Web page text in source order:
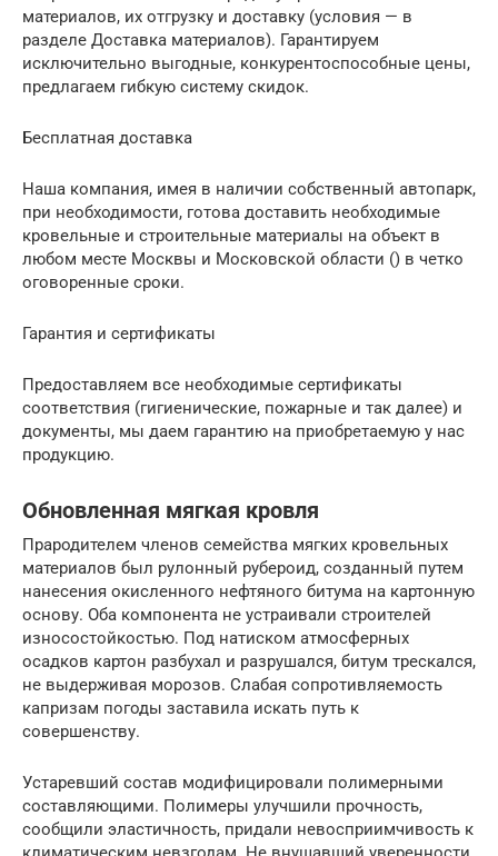
материалов, их отгрузку и доставку (условия — в
разделе Доставка материалов). Гарантируем
исключительно выгодные, конкурентоспособные цены,
предлагаем гибкую систему скидок.
Бесплатная доставка
Наша компания, имея в наличии собственный автопарк,
при необходимости, готова доставить необходимые
кровельные и строительные материалы на объект в
любом месте Москвы и Московской области () в четко
оговоренные сроки.
Гарантия и сертификаты
Предоставляем все необходимые сертификаты
соответствия (гигиенические, пожарные и так далее) и
документы, мы даем гарантию на приобретаемую у нас
продукцию.
Обновленная мягкая кровля
Прародителем членов семейства мягких кровельных
материалов был рулонный рубероид, созданный путем
нанесения окисленного нефтяного битума на картонную
основу. Оба компонента не устраивали строителей
износостойкостью. Под натиском атмосферных
осадков картон разбухал и разрушался, битум трескался,
не выдерживая морозов. Слабая сопротивляемость
капризам погоды заставила искать путь к
совершенству.
Устаревший состав модифицировали полимерными
составляющими. Полимеры улучшили прочность,
сообщили эластичность, придали невосприимчивость к